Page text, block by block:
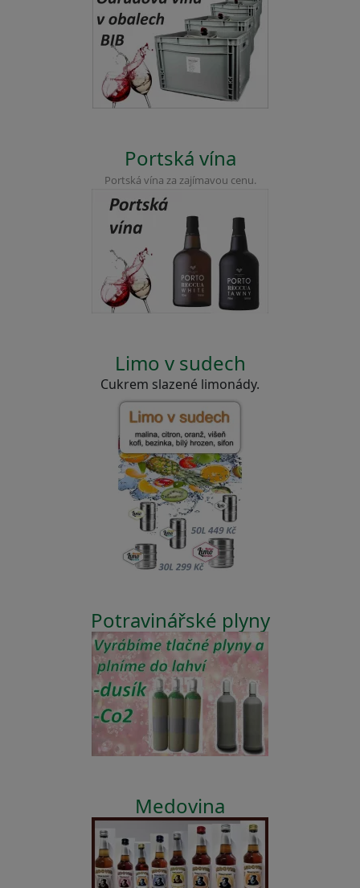
Portská vína
Portská vína za zajímavou cenu.
Limo v sudech
Cukrem slazené limonády.
Potravinářské plyny
Medovina